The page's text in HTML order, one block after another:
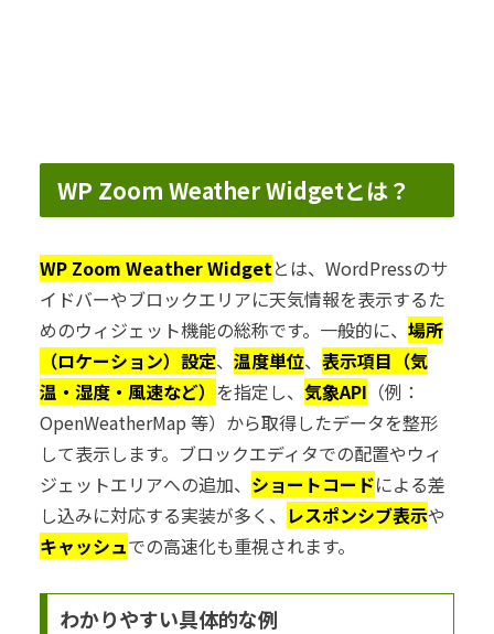
WP Zoom Weather Widgetとは？
WP Zoom Weather Widgetとは、WordPressのサ
イドバーやブロックエリアに天気情報を表示するた
めのウィジェット機能の総称です。一般的に、 場所
（ロケーション）設定、 温度単位、 表示項目（気
温・湿度・風速など） を指定し、 気象API （例：
OpenWeatherMap 等）から取得したデータを整形
して表示します。ブロックエディタでの配置やウィ
ジェットエリアへの追加、 ショートコードによる差
し込みに対応する実装が多く、 レスポンシブ表示や
キャッシュでの高速化も重視されます。
わかりやすい具体的な例